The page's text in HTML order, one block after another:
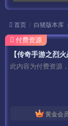
首页 白猪版本库
此内容为付费资源
黄金会
付费资源